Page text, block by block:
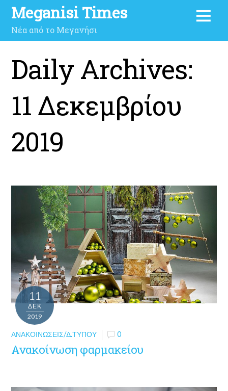
Meganisi Times
Νέα από το Μεγανήσι
Daily Archives:
11 Δεκεμβρίου
2019
11
ΔΕΚ
2019
ΑΝΑΚΟΙΝΏΣΕΙΣ/Δ.ΤΎΠΟΥ 0
Ανακοίνωση φαρμακείου